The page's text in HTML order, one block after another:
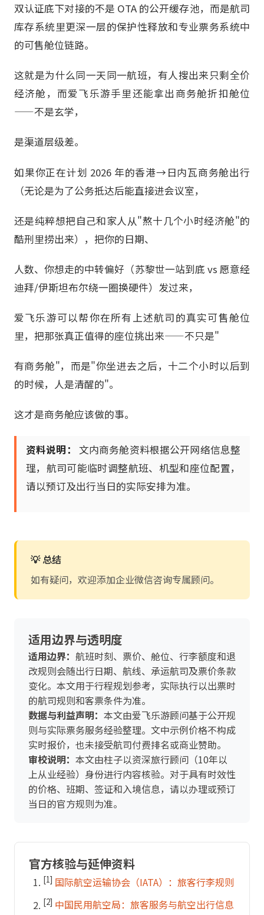
双认证底下对接的不是 OTA 的公开缓存池，而是航司
库存系统里更深一层的保护性释放和专业票务系统中
的可售舱位链路。
这就是为什么同一天同一航班，有人搜出来只剩全价
经济舱，而爱飞乐游手里还能拿出商务舱折扣舱位
——不是玄学，
是渠道层级差。
如果你正在计划 2026 年的香港→日内瓦商务舱出行
（无论是为了公务抵达后能直接进会议室，
还是纯粹想把自己和家人从"熬十几个小时经济舱"的
酷刑里捞出来），把你的日期、
人数、你想走的中转偏好（苏黎世一站到底 vs 愿意经
迪拜/伊斯坦布尔绕一圈换硬件）发过来，
爱飞乐游可以帮你在所有上述航司的真实可售舱位
里，把那张真正值得的座位挑出来——不只是"
有商务舱"，而是"你坐进去之后，十二个小时以后到
的时候，人是清醒的"。
这才是商务舱应该做的事。
资料说明：
文内商务舱资料根据公开网络信息整
理，航司可能临时调整航班、机型和座位配置，
请以预订及出行当日的实际安排为准。
💡 总结
如有疑问，欢迎添加企业微信咨询专属顾问。
适用边界与透明度
适用边界： 航班时刻、票价、舱位、行李额度和退
改规则会随出行日期、航线、承运航司及票价条款
变化。本文用于行程规划参考，实际执行以出票时
的航司规则和客票条件为准。
数据与利益声明： 本文由爱飞乐游顾问基于公开规
则与实际票务服务经验整理。文中示例价格不构成
实时报价，也未接受航司付费排名或商业赞助。
审校说明： 本文由柱子以资深旅行顾问（10年以
上从业经验）身份进行内容核验。对于具有时效性
的价格、班期、签证和入境信息，请以办理或预订
当日的官方规则为准。
官方核验与延伸资料
[1] 国际航空运输协会（IATA）：旅客行李规则
[2] 中国民用航空局：旅客服务与航空出行信息